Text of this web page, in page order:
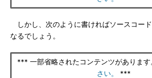
しかし、次のように書ければソースコー
なるでしょう。
*** 一部省略されたコンテンツがあります
さい。
***